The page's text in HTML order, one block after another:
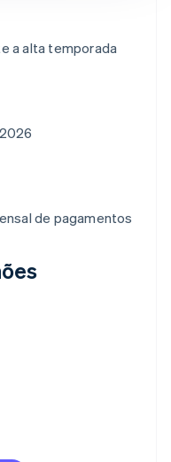
a alta temporada
de pagamentos